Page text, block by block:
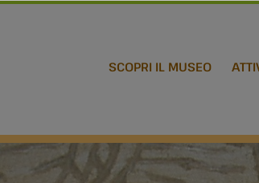
SCOPRI IL MUSEO